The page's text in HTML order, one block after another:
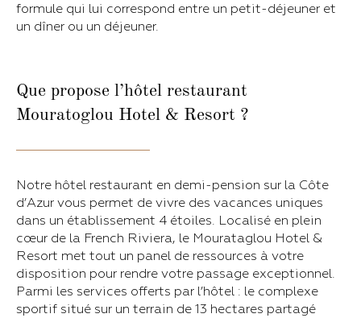
formule qui lui correspond entre un petit-déjeuner et
un dîner ou un déjeuner.
Que propose l’hôtel restaurant
Mouratoglou Hotel & Resort ?
Notre hôtel restaurant en demi-pension sur la Côte
d’Azur vous permet de vivre des vacances uniques
dans un établissement 4 étoiles. Localisé en plein
cœur de la French Riviera, le Mourataglou Hotel &
Resort met tout un panel de ressources à votre
disposition pour rendre votre passage exceptionnel.
Parmi les services offerts par l’hôtel : le complexe
sportif situé sur un terrain de 13 hectares partagé